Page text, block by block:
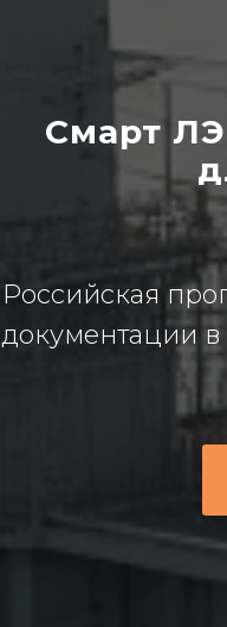
Смарт
Российская
документации